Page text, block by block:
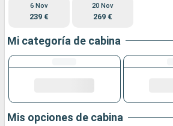
6 Nov
239 €
20 Nov
269 €
Mi categoría de cabina
Mis opciones de cabina